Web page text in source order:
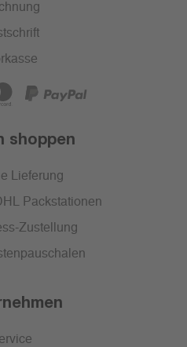
shoppen
Lieferung
Packstationen
Zustellung